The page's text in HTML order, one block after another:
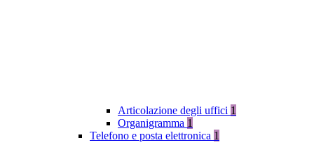
Articolazione degli uffici 1
Organigramma 1
Telefono e posta elettronica 1